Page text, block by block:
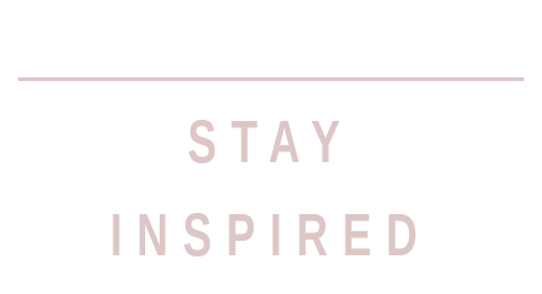
STAY
INSPIRED